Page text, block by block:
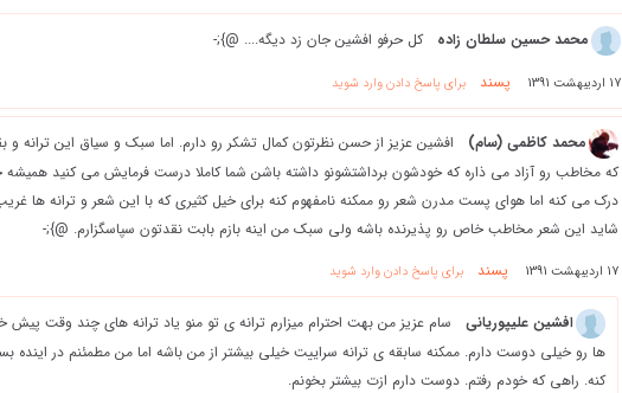
محمد حسین سلطان زاده کل حرفو افشین جان زد دیگه.... @};-
17 اردیبهشت 1391 پسند برای پاسخ دادن وارد شوید
محمد کاظمی (سام)
افشین عزیز از حسن نظرتون کمال تشکر رو دارم. اما سبک و سیاق این
که مخاطب رو آزاد می ذاره که خودشون برداشتشونو داشته باشن شما کاملا درست فرمایش می کنید
درک می کنه اما هوای پست مدرن شعر رو ممکنه نامفهوم کنه برای خیل کثیری که با این شعر و ترانه ها
شاید این شعر مخاطب خاص رو پذیرنده باشه ولی سبک من اینه بازم بابت نقدتون سپاسگزارم. @};-
17 اردیبهشت 1391 پسند برای پاسخ دادن وارد شوید
افشین علیپوریانی
سام عزیز من بهت احترام میزارم ترانه ی تو منو یاد ترانه های چند وقت پیش
ها رو خیلی دوست دارم. ممکنه سابقه ی ترانه سراییت خیلی بیشتر از من باشه اما من مطمئنم در اینده
کنه. راهی که خودم رفتم. دوست دارم ازت بیشتر بخونم.